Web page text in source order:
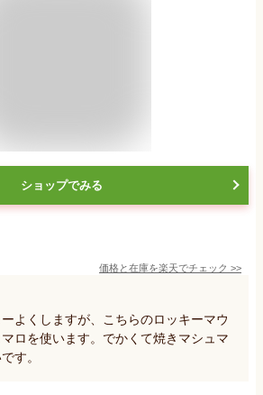
ショップでみる
価格と在庫を楽天でチェック >>
よくしますが、こちらのロッキーマウ
ロを使います。でかくて焼きマシュマ
す。